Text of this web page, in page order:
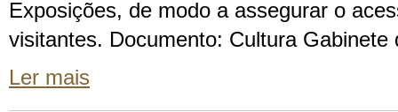
Exposições, de modo a assegurar o
visitantes. Documento: Cultura Gabinete
Ler mais